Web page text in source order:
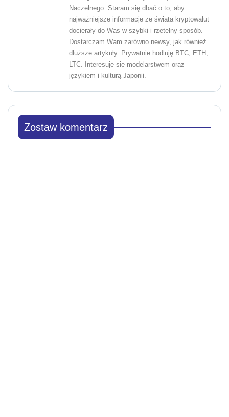
Naczelnego. Staram się dbać o to, aby
najważniejsze informacje ze świata kryptowalut
docierały do Was w szybki i rzetelny sposób.
Dostarczam Wam zarówno newsy, jak również
dłuższe artykuły. Prywatnie hodluję BTC, ETH,
LTC. Interesuję się modelarstwem oraz
językiem i kulturą Japonii.
Zostaw komentarz